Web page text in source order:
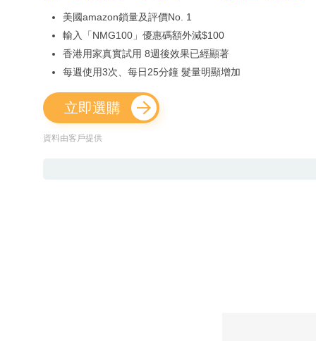
美國amazon鎖量及評價No. 1
輸入「NMG100」優惠碼額外減$100
香港用家真實試用 8週後效果已經顯著
每週使用3次、每日25分鐘 髮量明顯增加
立即選購
資料由客戶提供